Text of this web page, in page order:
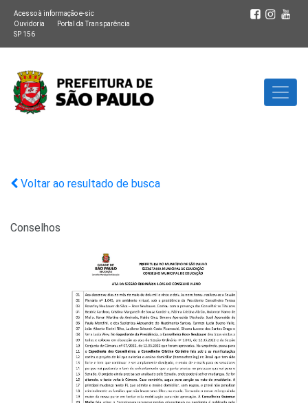
Acesso à informação e-sic
Ouvidoria
Portal da Transparência
SP 156
Voltar ao resultado de busca
Conselhos